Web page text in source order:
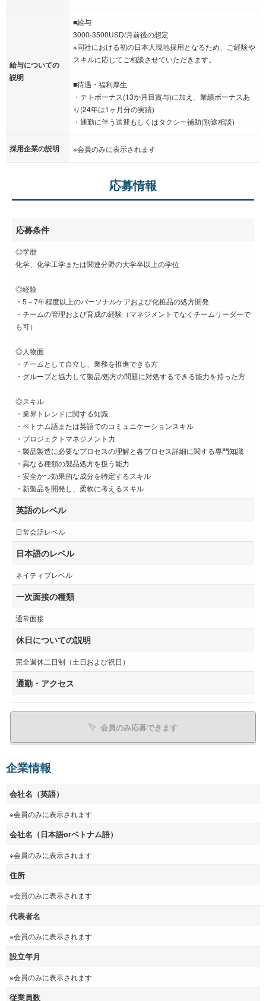
給与についての
説明
■給与
3000-3500USD/月前後の想定
※同社における初の日本人現地採用となるため、ご経験や
スキルに応じてご相談させていただきます。
■待遇・福利厚生
・テトボーナス(13か月目賞与)に加え、業績ボーナスあ
り(24年は1ヶ月分の実績)
・通勤に伴う送迎もしくはタクシー補助(別途相談)
採用企業の説明 ※会員のみに表示されます
応募情報
応募条件
◎学歴
化学、化学工学または関連分野の大学卒以上の学位
◎経験
・5－7年程度以上のパーソナルケアおよび化粧品の処方開発
・チームの管理および育成の経験（マネジメントでなくチームリーダーで
も可）
◎人物面
・チームとして自立し、業務を推進できる方
・グループと協力して製品/処方の問題に対処するできる能力を持った方
◎スキル
・業界トレンドに関する知識
・ベトナム語または英語でのコミュニケーションスキル
・プロジェクトマネジメント力
・製品製造に必要なプロセスの理解と各プロセス詳細に関する専門知識
・異なる種類の製品処方を扱う能力
・安全かつ効果的な成分を特定するスキル
・新製品を開発し、柔軟に考えるスキル
英語のレベル
日常会話レベル
日本語のレベル
ネイティブレベル
一次面接の種類
通常面接
休日についての説明
完全週休二日制（土日および祝日）
通勤・アクセス
会員のみ応募できます
企業情報
会社名（英語）
※会員のみに表示されます
会社名（日本語orベトナム語）
※会員のみに表示されます
住所
※会員のみに表示されます
代表者名
※会員のみに表示されます
設立年月
※会員のみに表示されます
従業員数